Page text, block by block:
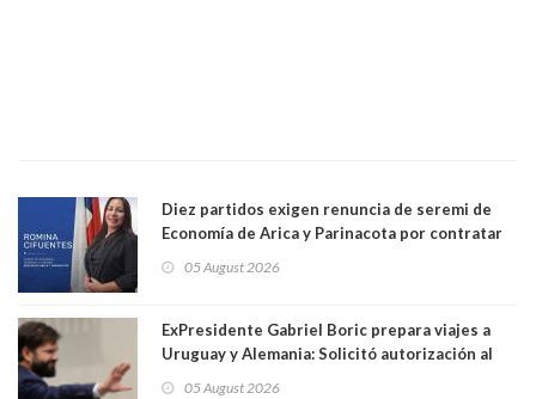
Diez partidos exigen renuncia de seremi de
Economía de Arica y Parinacota por contratar
una militante de RN, detenida con 47 kilos de
05 August 2026
ExPresidente Gabriel Boric prepara viajes a
Uruguay y Alemania: Solicitó autorización al
05 August 2026